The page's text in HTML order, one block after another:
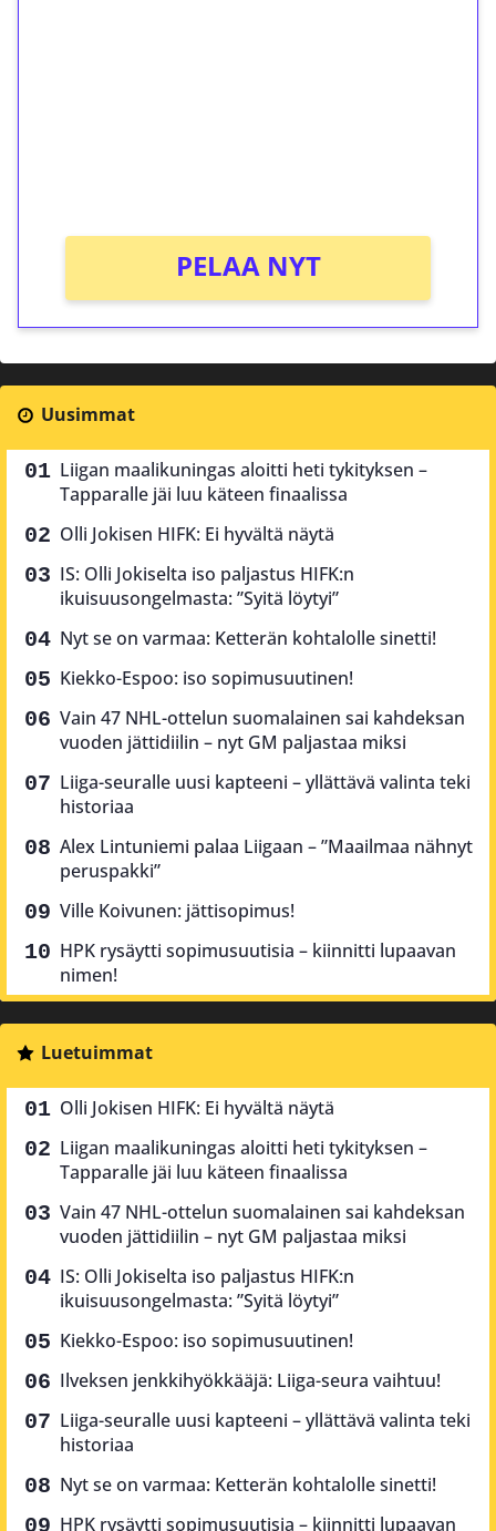
PELAA NYT
Uusimmat
Liigan maalikuningas aloitti heti tykityksen –
Tapparalle jäi luu käteen finaalissa
Olli Jokisen HIFK: Ei hyvältä näytä
IS: Olli Jokiselta iso paljastus HIFK:n
ikuisuusongelmasta: ”Syitä löytyi”
Nyt se on varmaa: Ketterän kohtalolle sinetti!
Kiekko-Espoo: iso sopimusuutinen!
Vain 47 NHL-ottelun suomalainen sai kahdeksan
vuoden jättidiilin – nyt GM paljastaa miksi
Liiga-seuralle uusi kapteeni – yllättävä valinta teki
historiaa
Alex Lintuniemi palaa Liigaan – ”Maailmaa nähnyt
peruspakki”
Ville Koivunen: jättisopimus!
HPK rysäytti sopimusuutisia – kiinnitti lupaavan
nimen!
Luetuimmat
Olli Jokisen HIFK: Ei hyvältä näytä
Liigan maalikuningas aloitti heti tykityksen –
Tapparalle jäi luu käteen finaalissa
Vain 47 NHL-ottelun suomalainen sai kahdeksan
vuoden jättidiilin – nyt GM paljastaa miksi
IS: Olli Jokiselta iso paljastus HIFK:n
ikuisuusongelmasta: ”Syitä löytyi”
Kiekko-Espoo: iso sopimusuutinen!
Ilveksen jenkkihyökkääjä: Liiga-seura vaihtuu!
Liiga-seuralle uusi kapteeni – yllättävä valinta teki
historiaa
Nyt se on varmaa: Ketterän kohtalolle sinetti!
HPK rysäytti sopimusuutisia – kiinnitti lupaavan